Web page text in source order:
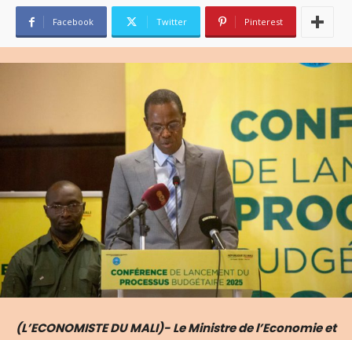
Facebook Twitter Pinterest
(L’ECONOMISTE DU MALI)- Le Ministre de l’Economie et